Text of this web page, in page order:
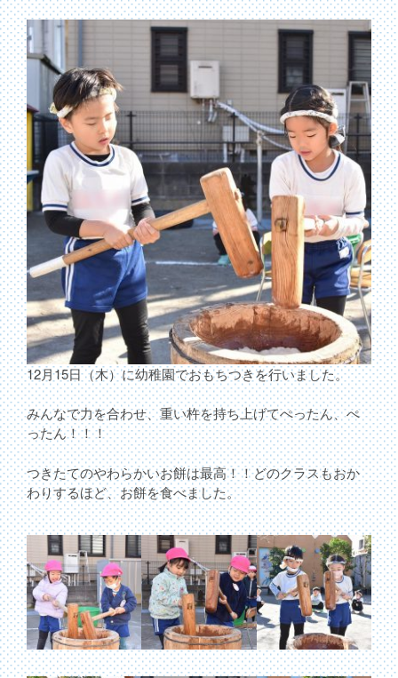
12月15日（木）に幼稚園でおもちつきを行いました。
みんなで力を合わせ、重い杵を持ち上げてぺったん、ぺ
ったん！！！
つきたてのやわらかいお餅は最高！！どのクラスもおか
わりするほど、お餅を食べました。